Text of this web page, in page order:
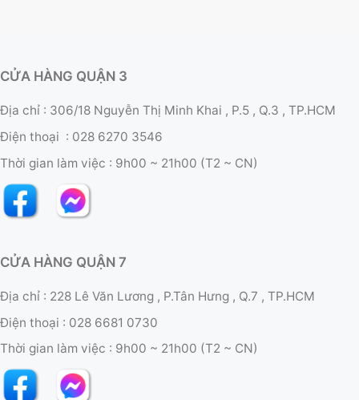
CỬA HÀNG QUẬN 3
Địa chỉ : 306/18 Nguyễn Thị Minh Khai , P.5 , Q.3 , TP.HCM
Điện thoại : 028 6270 3546
Thời gian làm việc : 9h00 ~ 21h00 (T2 ~ CN)
CỬA HÀNG QUẬN 7
Địa chỉ : 228 Lê Văn Lương , P.Tân Hưng , Q.7 , TP.HCM
Điện thoại : 028 6681 0730
Thời gian làm việc : 9h00 ~ 21h00 (T2 ~ CN)